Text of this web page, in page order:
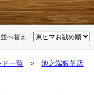
並べ替え :
ド一覧 >池之端銀革店